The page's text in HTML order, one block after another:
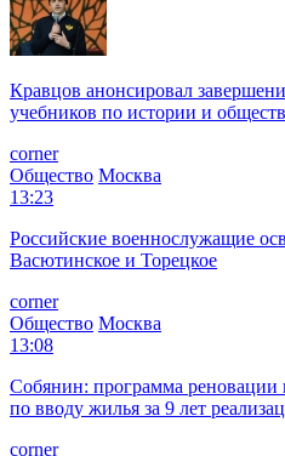
Кравцов анонсировал
учебников по истории и
corner
Общество Москва
13:23
Российские военнослужащие
Васютинское и Торецкое
corner
Общество Москва
13:08
Собянин: программа реновации
по вводу жилья за 9 лет
corner